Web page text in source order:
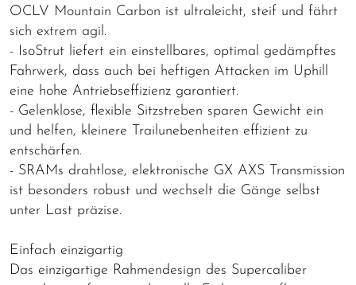
OCLV Mountain Carbon ist ultraleicht, steif und fährt
sich extrem agil.
- IsoStrut liefert ein einstellbares, optimal gedämpftes
Fahrwerk, dass auch bei heftigen Attacken im Uphill
eine hohe Antriebseffizienz garantiert.
- Gelenklose, flexible Sitzstreben sparen Gewicht ein
und helfen, kleinere Trailunebenheiten effizient zu
entschärfen.
- SRAMs drahtlose, elektronische GX AXS Transmission
ist besonders robust und wechselt die Gänge selbst
unter Last präzise.
Einfach einzigartig
Das einzigartige Rahmendesign des Supercaliber